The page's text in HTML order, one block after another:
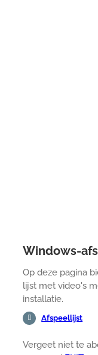
Windows-
Op deze pagina
lijst met video's
installatie.
Afspeellijst
Vergeet niet te